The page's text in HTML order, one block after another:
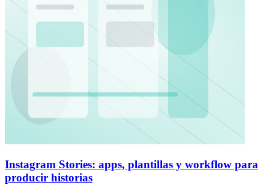
Instagram Stories: apps, plantillas y workflow para
producir historias